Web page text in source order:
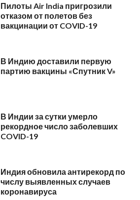
Пилоты Air India пригрозили
отказом от полетов без
вакцинации от COVID-19
В Индию доставили первую
партию вакцины «Спутник V»
В Индии за сутки умерло
рекордное число заболевших
COVID-19
Индия обновила антирекорд по
числу выявленных случаев
коронавируса